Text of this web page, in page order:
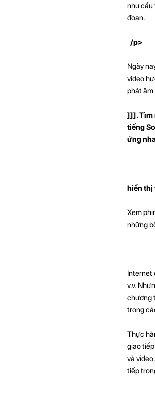
nhu cầu
đoạn.
/p>
Ngày
video
phát âm
]]]. Tìm
tiếng
ứng
hiển thị
Xem
những
Internet
v.v.
chương
trong
Thực
giao
và
tiếp